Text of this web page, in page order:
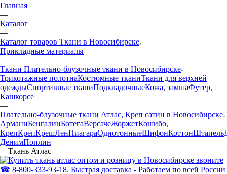
Главная
—
Каталог
—
Каталог товаров Ткани в Новосибирске
Прикладные материалы
—
Ткани Плательно-блузочные ткани в Новосибирске
Трикотажные полотнаКостюмные тканиТкани для верхней
одеждыСпортивные тканиПодкладочныеКожа, замшаФутер,
Кашкорсе
—
Плательно-блузочные ткани Атлас, Креп сатин в Новосибирске
АрманиБенгалинБотегаВерсачеЖоржетКошибо,
КрепКрепКрешЛенНиагараОднотонныеШифонКоттонШтапель
ДенимПоплин
—Ткань Атлас